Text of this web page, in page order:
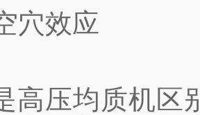
效应
压均质机区别